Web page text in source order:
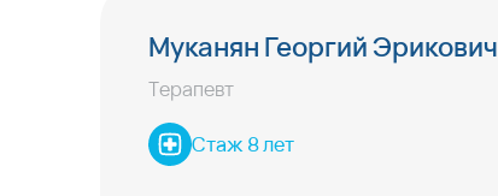
Муканян Георгий Эрикович
Терапевт
Стаж 8 лет